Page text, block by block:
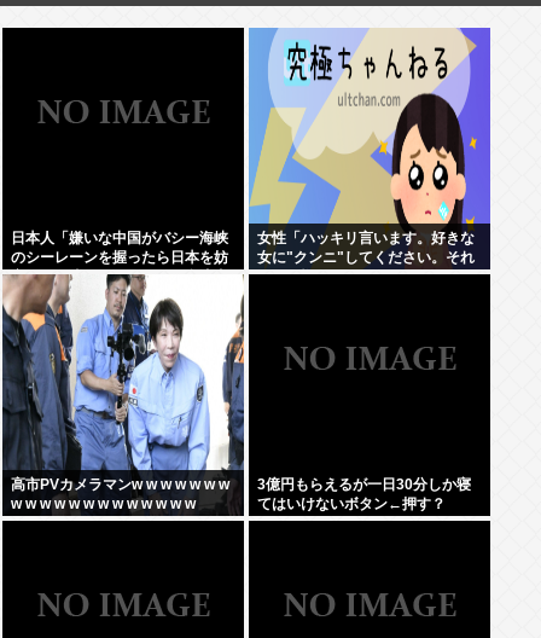
日本人「嫌いな中国がバシー海峡
のシーレーンを握ったら日本を妨
害するに違いない、だから台湾支
援だムキー」つまりそういうこと
でしょ
女性「ハッキリ言います。好きな
女に"クンニ"してください。それ
だけで惚れます」
高市PVカメラマンw w w w w w w
w w w w w w w w w w w w w
3億円もらえるが一日30分しか寝
てはいけないボタン←押す？